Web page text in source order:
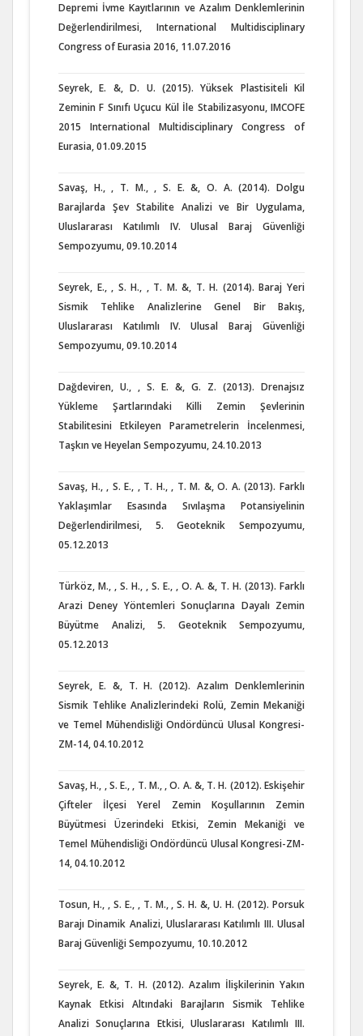
Depremi İvme Kayıtlarının ve Azalım Denklemlerinin
Değerlendirilmesi, International Multidisciplinary
Congress of Eurasia 2016, 11.07.2016
Seyrek, E. &, D. U. (2015). Yüksek Plastisiteli Kil
Zeminin F Sınıfı Uçucu Kül İle Stabilizasyonu, IMCOFE
2015 International Multidisciplinary Congress of
Eurasia, 01.09.2015
Savaş, H., , T. M., , S. E. &, O. A. (2014). Dolgu
Barajlarda Şev Stabilite Analizi ve Bir Uygulama,
Uluslararası Katılımlı IV. Ulusal Baraj Güvenliği
Sempozyumu, 09.10.2014
Seyrek, E., , S. H., , T. M. &, T. H. (2014). Baraj Yeri
Sismik Tehlike Analizlerine Genel Bir Bakış,
Uluslararası Katılımlı IV. Ulusal Baraj Güvenliği
Sempozyumu, 09.10.2014
Dağdeviren, U., , S. E. &, G. Z. (2013). Drenajsız
Yükleme Şartlarındaki Killi Zemin Şevlerinin
Stabilitesini Etkileyen Parametrelerin İncelenmesi,
Taşkın ve Heyelan Sempozyumu, 24.10.2013
Savaş, H., , S. E., , T. H., , T. M. &, O. A. (2013). Farklı
Yaklaşımlar Esasında Sıvılaşma Potansiyelinin
Değerlendirilmesi, 5. Geoteknik Sempozyumu,
05.12.2013
Türköz, M., , S. H., , S. E., , O. A. &, T. H. (2013). Farklı
Arazi Deney Yöntemleri Sonuçlarına Dayalı Zemin
Büyütme Analizi, 5. Geoteknik Sempozyumu,
05.12.2013
Seyrek, E. &, T. H. (2012). Azalım Denklemlerinin
Sismik Tehlike Analizlerindeki Rolü, Zemin Mekaniği
ve Temel Mühendisliği Ondördüncü Ulusal Kongresi-
ZM-14, 04.10.2012
Savaş, H., , S. E., , T. M., , O. A. &, T. H. (2012). Eskişehir
Çifteler İlçesi Yerel Zemin Koşullarının Zemin
Büyütmesi Üzerindeki Etkisi, Zemin Mekaniği ve
Temel Mühendisliği Ondördüncü Ulusal Kongresi-ZM-
14, 04.10.2012
Tosun, H., , S. E., , T. M., , S. H. &, U. H. (2012). Porsuk
Barajı Dinamik Analizi, Uluslararası Katılımlı III. Ulusal
Baraj Güvenliği Sempozyumu, 10.10.2012
Seyrek, E. &, T. H. (2012). Azalım İlişkilerinin Yakın
Kaynak Etkisi Altındaki Barajların Sismik Tehlike
Analizi Sonuçlarına Etkisi, Uluslararası Katılımlı III.